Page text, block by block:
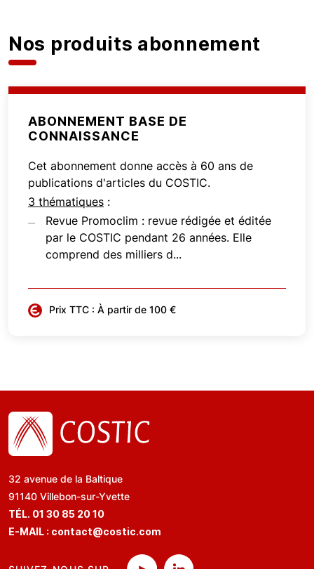
Nos produits abonnement
ABONNEMENT BASE DE
CONNAISSANCE
Cet abonnement donne accès à 60 ans de
publications d'articles du COSTIC.
3 thématiques :
Revue Promoclim : revue rédigée et éditée
par le COSTIC pendant 26 années. Elle
comprend des milliers d...
Prix TTC : À partir de 100 €
32 avenue de la Baltique
91140 Villebon-sur-Yvette
TÉL. 01 30 85 20 10
E-MAIL : contact@costic.com